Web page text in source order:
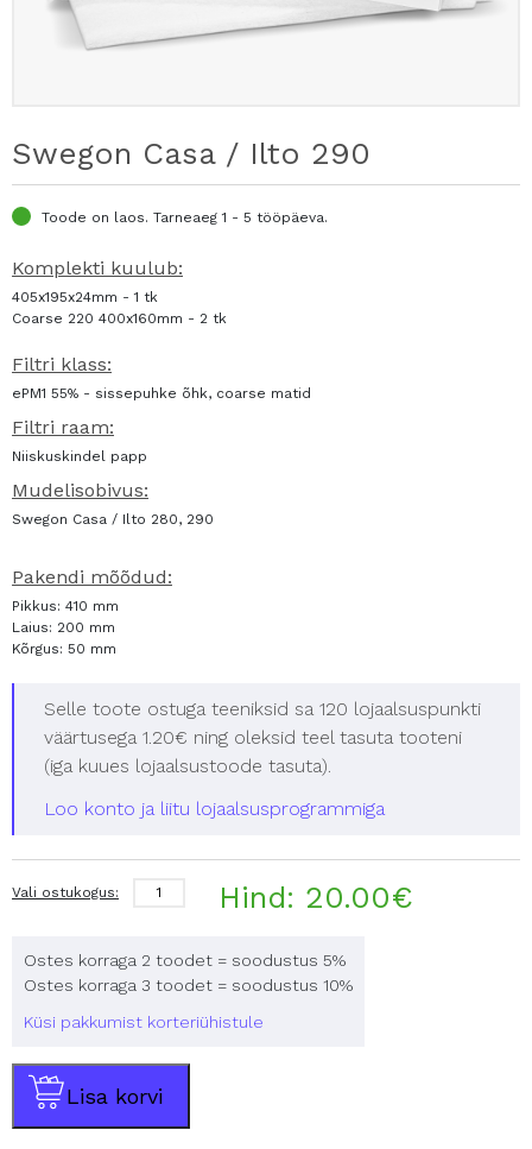
Swegon Casa / Ilto 290
Toode on laos. Tarneaeg 1 - 5 tööpäeva.
Komplekti kuulub:
405x195x24mm - 1 tk
Coarse 220 400x160mm - 2 tk
Filtri klass:
ePM1 55% - sissepuhke õhk, coarse matid
Filtri raam:
Niiskuskindel papp
Mudelisobivus:
Swegon Casa / Ilto 280, 290
Pakendi mõõdud:
Pikkus: 410 mm
Laius: 200 mm
Kõrgus: 50 mm
Selle toote ostuga teeniksid sa 120 lojaalsuspunkti
väärtusega 1.20€ ning oleksid teel tasuta tooteni
(iga kuues lojaalsustoode tasuta).
Loo konto ja liitu lojaalsusprogrammiga
Vali ostukogus:
Swegon
290
kogus
Hind: 20.00€
Ostes korraga 2 toodet = soodustus 5%
Ostes korraga 3 toodet = soodustus 10%
Küsi pakkumist korteriühistule
Lisa korvi